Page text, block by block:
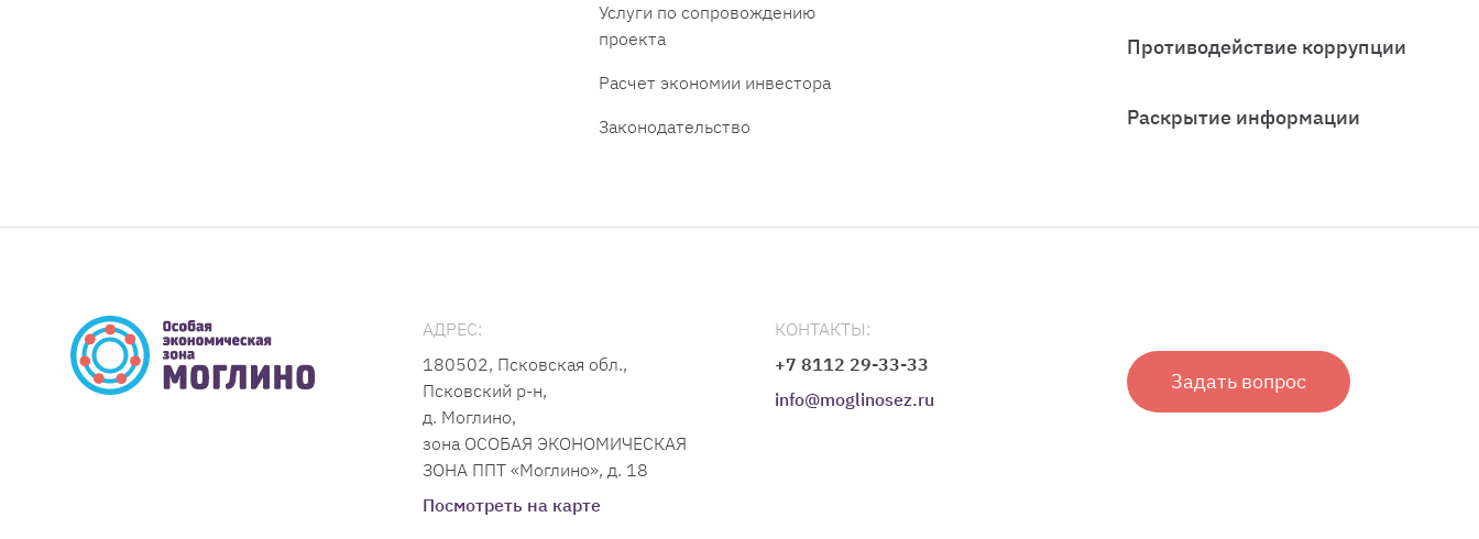
Услуги по сопровождению
проекта
Расчет экономии инвестора
Законодательство
Противодействие коррупции
Раскрытие информации
АДРЕС:
180502, Псковская обл.,
Псковский р-н,
д. Моглино,
зона ОСОБАЯ ЭКОНОМИЧЕСКАЯ
ЗОНА ППТ «Моглино», д. 18
Посмотреть на карте
КОНТАКТЫ:
+7 8112 29-33-33
info@moglinosez.ru
Задать вопрос